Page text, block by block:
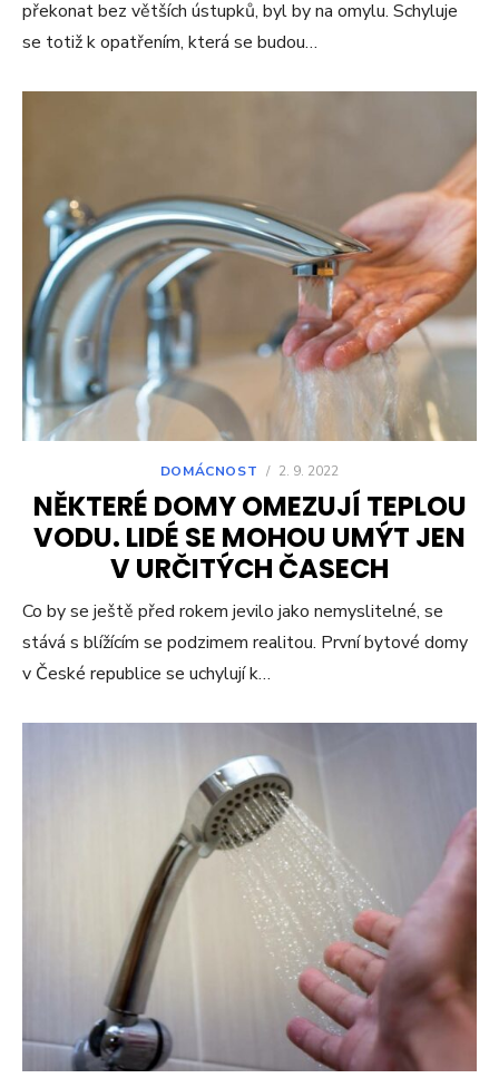
překonat bez větších ústupků, byl by na omylu. Schyluje
se totiž k opatřením, která se budou…
DOMÁCNOST / 2. 9. 2022
NĚKTERÉ DOMY OMEZUJÍ TEPLOU
VODU. LIDÉ SE MOHOU UMÝT JEN
V URČITÝCH ČASECH
Co by se ještě před rokem jevilo jako nemyslitelné, se
stává s blížícím se podzimem realitou. První bytové domy
v České republice se uchylují k…